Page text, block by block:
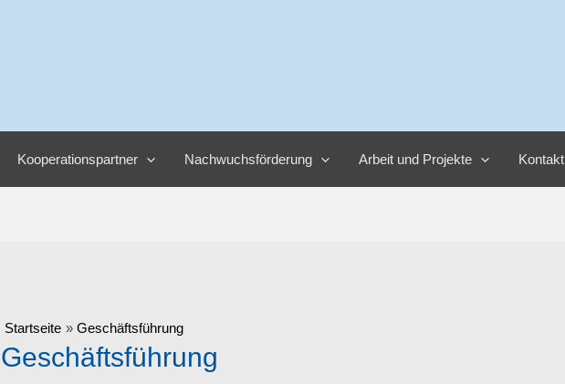
Kooperationspartner Nachwuchsförderung Arbeit und Projekte Kontakt
Startseite Geschäftsführung
Geschäftsführung